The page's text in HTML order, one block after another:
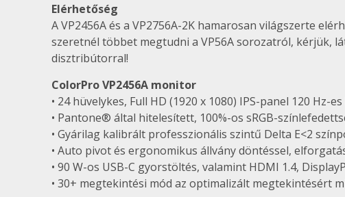
Elérhetőség
A VP2456A és a VP2756A-2K hamarosan világszerte
szeretnél többet megtudni a VP56A sorozatról, kérjük,
disztribútorral!
ColorPro VP2456A monitor
• 24 hüvelykes, Full HD (1920 x 1080) IPS-panel 120 Hz-
• Pantone® által hitelesített, 100%-os sRGB-
• Gyárilag kalibrált professzionális szintű Delta E<2
• Auto pivot és ergonomikus állvány döntéssel,
• 90 W-os USB-C gyorstöltés, valamint HDMI 1.4,
• 30+ megtekintési mód az optimalizált megtekintésért